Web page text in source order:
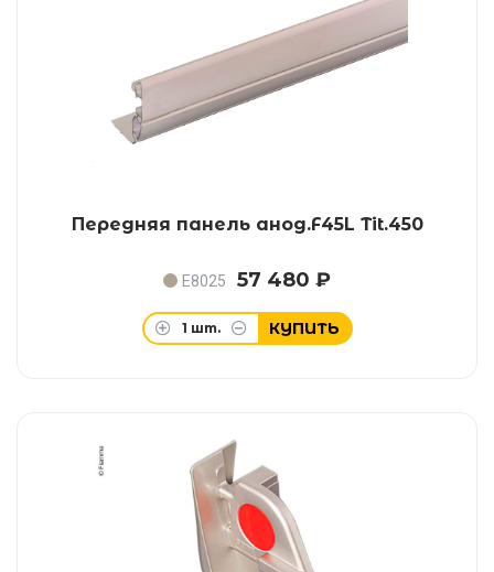
Передняя панель анод.F45L Tit.450
E8025 57 480 ₽
1 шт. КУПИТЬ